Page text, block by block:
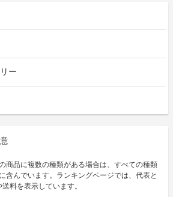
ー
商品に複数の種類がある場合は、すべての種類
含んでいます。ランキングページでは、代表と
料を表示しています。